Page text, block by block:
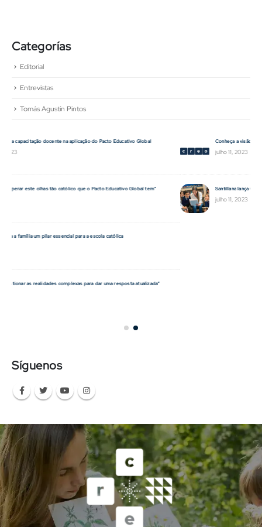
Categorías
Editorial
Entrevistas
Tomás Agustín Pintos
Conheça a visão pedagógica dos nossos autores em CREIO
Santillana lança Creio, o sistema educativo que atende às necessidades da escola católica
Síguenos